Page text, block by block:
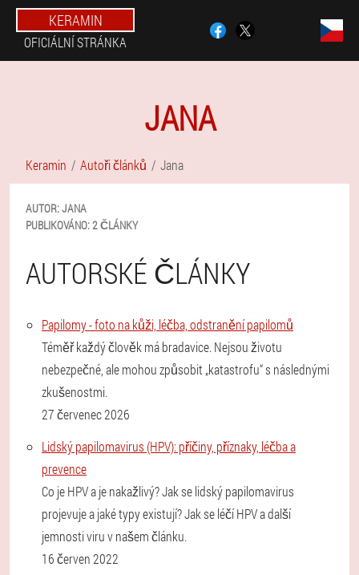
KERAMIN
OFICIÁLNÍ STRÁNKA
JANA
Keramin Autoři článků Jana
AUTOR:JANA
PUBLIKOVÁNO:2 ČLÁNKY
AUTORSKÉ ČLÁNKY
Papilomy - foto na kůži, léčba, odstranění papilomů
Téměř každý člověk má bradavice. Nejsou životu
nebezpečné, ale mohou způsobit „katastrofu“ s následnými
zkušenostmi.
27 červenec 2026
Lidský papilomavirus (HPV): příčiny, příznaky, léčba a
prevence
Co je HPV a je nakažlivý? Jak se lidský papilomavirus
projevuje a jaké typy existují? Jak se léčí HPV a další
jemnosti viru v našem článku.
16 červen 2022